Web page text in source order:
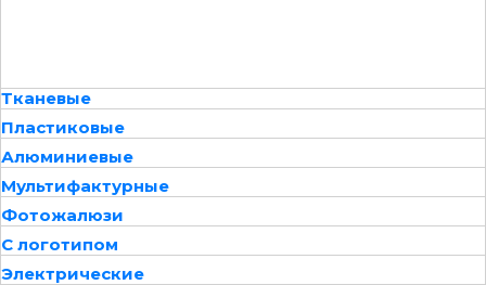
Тканевые
Пластиковые
Алюминиевые
Мультифактурные
Фотожалюзи
С логотипом
Электрические